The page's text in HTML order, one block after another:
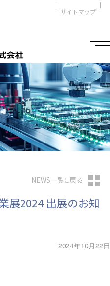
サイトマップ
展2024 出展のお知
2024年10月22日
NEWS一覧に戻る